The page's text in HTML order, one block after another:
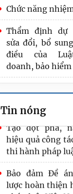
Chức năng
Thẩm định dự
sửa đổi, bổ
điều của
doanh, bảo hiểm
chứng bằng 2
nghiệm
Tin nóng
Bộ Tư pháp
định nghỉ hưu
chức
Đổi mới toàn
văn bản quy
luật nhằm nâng
lượng hệ thống
Tạo đột phá,
hiệu quả công
thi hành pháp
Bảo đảm Đề
lược hoàn thiện
pháp luật Việt